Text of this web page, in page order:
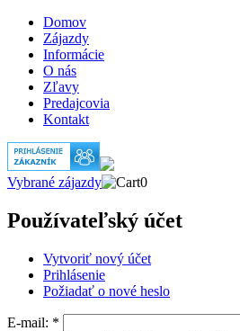
Domov
Zájazdy
Informácie
O nás
Zľavy
Predajcovia
Kontakt
Vybrané zájazdy 0
Používateľský účet
Vytvoriť nový účet
Prihlásenie
Požiadať o nové heslo
E-mail: *